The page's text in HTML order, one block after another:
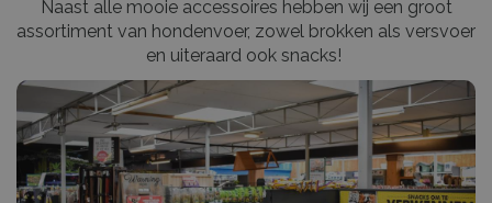
Naast alle mooie accessoires hebben wij een groot
assortiment van hondenvoer, zowel brokken als versvoer
en uiteraard ook snacks!